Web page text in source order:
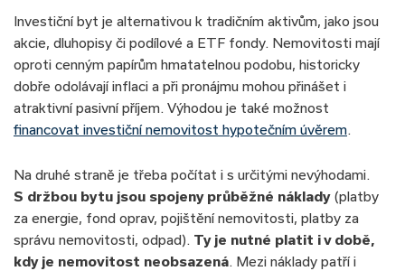
Investiční byt je alternativou k tradičním aktivům, jako jsou
akcie, dluhopisy či podílové a ETF fondy. Nemovitosti mají
oproti cenným papírům hmatatelnou podobu, historicky
dobře odolávají inflaci a při pronájmu mohou přinášet i
atraktivní pasivní příjem. Výhodou je také možnost
financovat investiční nemovitost hypotečním úvěrem.
Na druhé straně je třeba počítat i s určitými nevýhodami.
S držbou bytu jsou spojeny průběžné náklady (platby
za energie, fond oprav, pojištění nemovitosti, platby za
správu nemovitosti, odpad). Ty je nutné platit i v době,
kdy je nemovitost neobsazená. Mezi náklady patří i